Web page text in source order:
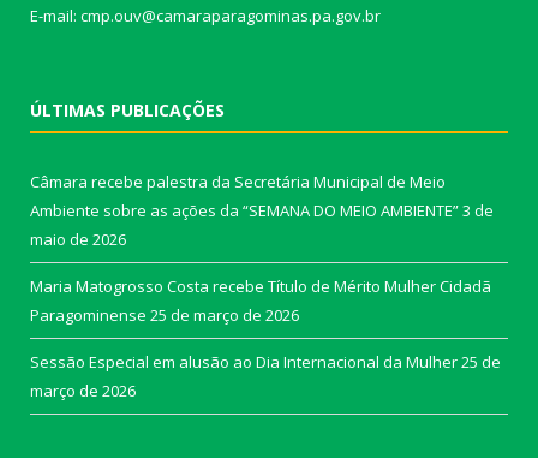
E-mail: cmp.ouv@camaraparagominas.pa.gov.br
ÚLTIMAS PUBLICAÇÕES
Câmara recebe palestra da Secretária Municipal de Meio
Ambiente sobre as ações da “SEMANA DO MEIO AMBIENTE”3 de
maio de 2026
Maria Matogrosso Costa recebe Título de Mérito Mulher Cidadã
Paragominense 25 de março de 2026
Sessão Especial em alusão ao Dia Internacional da Mulher25 de
março de 2026